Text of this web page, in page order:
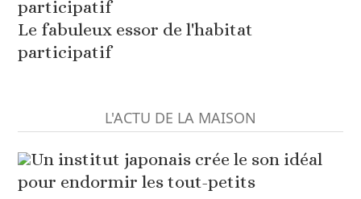
Le fabuleux essor de l'habitat
participatif
L'ACTU DE LA MAISON
Un institut japonais crée le son idéal
pour endormir les tout-petits